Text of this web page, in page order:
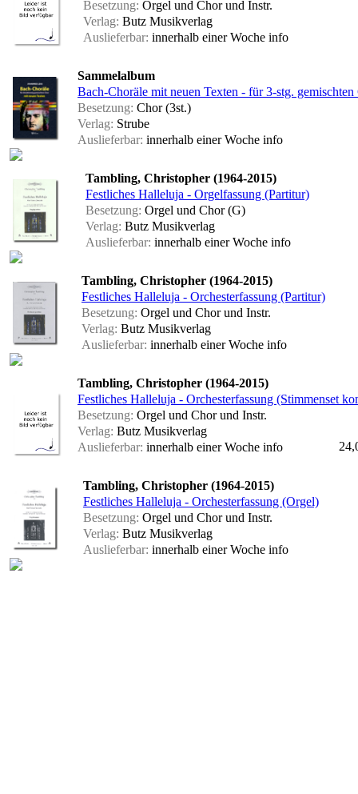
Besetzung: Orgel und Chor und Instr.
Verlag: Butz Musikverlag
Auslieferbar: innerhalb einer Woche info
Sammelalbum
Bach-Choräle mit neuen Texten - für 3-stg. gemischten
Besetzung: Chor (3st.)
Verlag: Strube
Auslieferbar: innerhalb einer Woche info
Tambling, Christopher (1964-2015)
Festliches Halleluja - Orgelfassung (Partitur)
Besetzung: Orgel und Chor (G)
Verlag: Butz Musikverlag
Auslieferbar: innerhalb einer Woche info
Tambling, Christopher (1964-2015)
Festliches Halleluja - Orchesterfassung (Partitur)
Besetzung: Orgel und Chor und Instr.
Verlag: Butz Musikverlag
Auslieferbar: innerhalb einer Woche info
Tambling, Christopher (1964-2015)
Festliches Halleluja - Orchesterfassung (Stimmenset
Besetzung: Orgel und Chor und Instr.
Verlag: Butz Musikverlag
Auslieferbar: innerhalb einer Woche info
Tambling, Christopher (1964-2015)
Festliches Halleluja - Orchesterfassung (Orgel)
Besetzung: Orgel und Chor und Instr.
Verlag: Butz Musikverlag
Auslieferbar: innerhalb einer Woche info